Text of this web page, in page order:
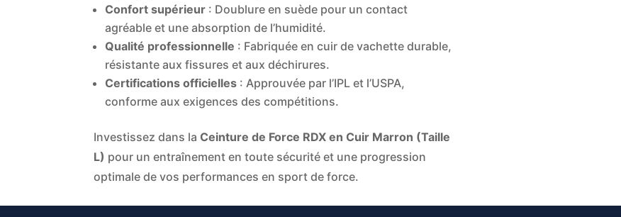
Confort supérieur : Doublure en suède pour un contact
agréable et une absorption de l’humidité.
Qualité professionnelle : Fabriquée en cuir de vachette durable,
résistante aux fissures et aux déchirures.
Certifications officielles : Approuvée par l’IPL et l’USPA,
conforme aux exigences des compétitions.
Investissez dans la Ceinture de Force RDX en Cuir Marron (Taille
L) pour un entraînement en toute sécurité et une progression
optimale de vos performances en sport de force.